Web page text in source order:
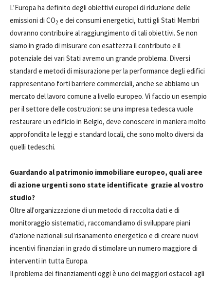
L'Europa ha definito degli obiettivi europei di riduzione delle
emissioni di CO2 e dei consumi energetici, tutti gli Stati Membri
dovranno contribuire al raggiungimento di tali obiettivi. Se non
siamo in grado di misurare con esattezza il contributo e il
potenziale dei vari Stati avremo un grande problema. Diversi
standard e metodi di misurazione per la performance degli edifici
rappresentano forti barriere commerciali, anche se abbiamo un
mercato del lavoro comune a livello europeo. Vi faccio un esempio
per il settore delle costruzioni: se una impresa tedesca vuole
restaurare un edificio in Belgio, deve conoscere in maniera molto
approfondita le leggi e standard locali, che sono molto diversi da
quelli tedeschi.
Guardando al patrimonio immobiliare europeo, quali aree
di azione urgenti sono state identificate grazie al vostro
studio?
Oltre all'organizzazione di un metodo di raccolta dati e di
monitoraggio sistematici, raccomandiamo di sviluppare piani
d'azione nazionali sul risanamento energetico e di creare nuovi
incentivi finanziari in grado di stimolare un numero maggiore di
interventi in tutta Europa.
Il problema dei finanziamenti oggi è uno dei maggiori ostacoli agli